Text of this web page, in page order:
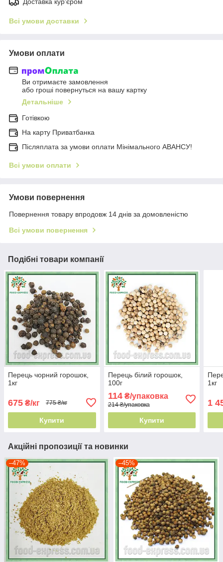
Всі умови доставки
Умови оплати
Ви отримаєте замовлення
або гроші повернуться на вашу картку
Детальніше
Готівкою
На карту Приватбанка
Післяплата за умови оплати Мінімального АВАНСУ!
Всі умови оплати
Умови повернення
Повернення товару впродовж 14 днів за домовленістю
Всі умови повернення
Подібні товари компанії
Перець чорний горошок,
1кг
675 ₴/кг 775 ₴/кг
Купити
Перець білий горошок,
100г
114₴/упаковка
214 ₴/упаковка
Купити
1кг
1
Акційні пропозиції та новинки
–47% –45%